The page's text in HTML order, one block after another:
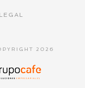
2026